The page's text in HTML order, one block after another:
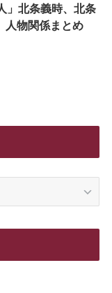
」北条義時、北条
人物関係まとめ